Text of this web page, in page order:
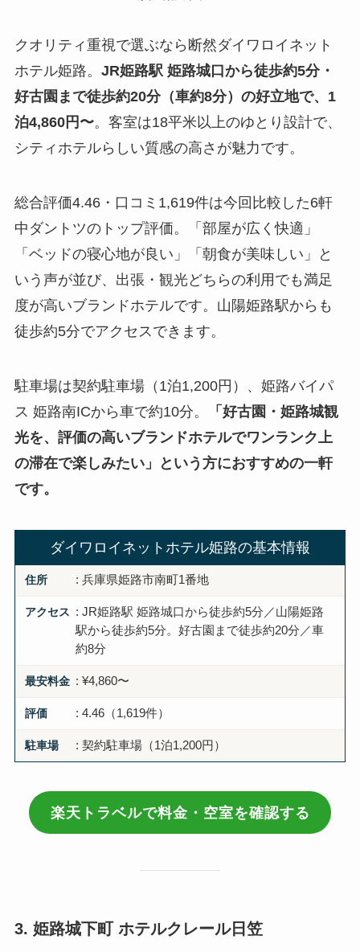
クオリティ重視で選ぶなら断然ダイワロイネット
ホテル姫路。 JR姫路駅 姫路城口から徒歩約5分・
好古園まで徒歩約20分（車約8分）の好立地で、1
泊4,860円〜。客室は18平米以上のゆとり設計で、
シティホテルらしい質感の高さが魅力です。
総合評価4.46・口コミ1,619件は今回比較した6軒
中ダントツのトップ評価。「部屋が広く快適」
「ベッドの寝心地が良い」「朝食が美味しい」と
いう声が並び、出張・観光どちらの利用でも満足
度が高いブランドホテルです。山陽姫路駅からも
徒歩約5分でアクセスできます。
駐車場は契約駐車場（1泊1,200円）、姫路バイパ
ス 姫路南ICから車で約10分。
「好古園・姫路城観
光を、評価の高いブランドホテルでワンランク上
の滞在で楽しみたい」という方におすすめの一軒
です。
ダイワロイネットホテル姫路の基本情報
住所 : 兵庫県姫路市南町1番地
アクセス : JR姫路駅 姫路城口から徒歩約5分／山陽姫路
駅から徒歩約5分。好古園まで徒歩約20分／車
約8分
最安料金 : ¥4,860〜
評価 : 4.46（1,619件）
駐車場 : 契約駐車場（1泊1,200円）
楽天トラベルで料金・空室を確認する
3. 姫路城下町 ホテルクレール日笠